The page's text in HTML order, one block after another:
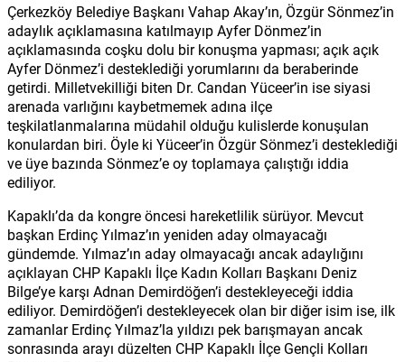
Çerkezköy Belediye Başkanı Vahap Akay’ın, Özgür Sönmez’in
adaylık açıklamasına katılmayıp Ayfer Dönmez’in
açıklamasında coşku dolu bir konuşma yapması; açık açık
Ayfer Dönmez’i desteklediği yorumlarını da beraberinde
getirdi. Milletvekilliği biten Dr. Candan Yüceer’in ise siyasi
arenada varlığını kaybetmemek adına ilçe
teşkilatlanmalarına müdahil olduğu kulislerde konuşulan
konulardan biri. Öyle ki Yüceer’in Özgür Sönmez’i desteklediği
ve üye bazında Sönmez’e oy toplamaya çalıştığı iddia
ediliyor.
Kapaklı’da da kongre öncesi hareketlilik sürüyor. Mevcut
başkan Erdinç Yılmaz’ın yeniden aday olmayacağı
gündemde. Yılmaz’ın aday olmayacağı ancak adaylığını
açıklayan CHP Kapaklı İlçe Kadın Kolları Başkanı Deniz
Bilge’ye karşı Adnan Demirdöğen’i destekleyeceği iddia
ediliyor. Demirdöğen’i destekleyecek olan bir diğer isim ise, ilk
zamanlar Erdinç Yılmaz’la yıldızı pek barışmayan ancak
sonrasında arayı düzelten CHP Kapaklı İlçe Gençli Kolları